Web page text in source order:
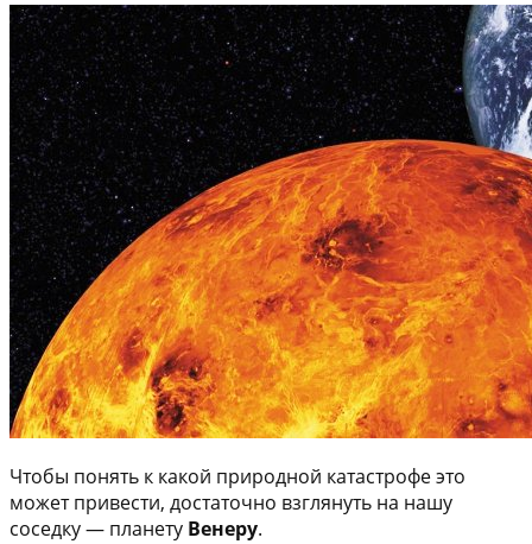
Чтобы понять к какой природной катастрофе это
может привести, достаточно взглянуть на нашу
соседку — планету Венеру.